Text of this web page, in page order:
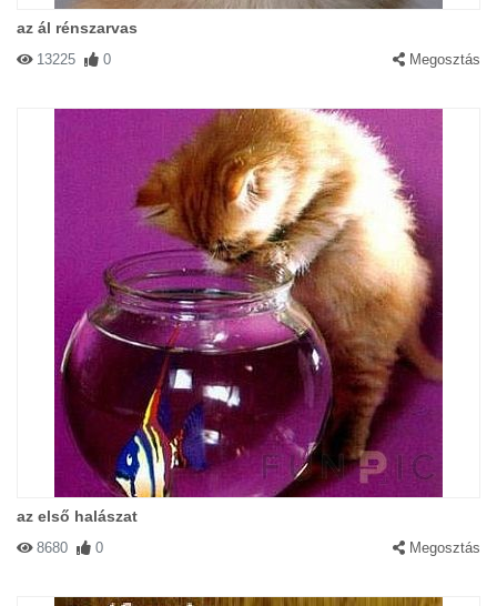
az ál rénszarvas
13225 0 Megosztás
az első halászat
8680 0 Megosztás